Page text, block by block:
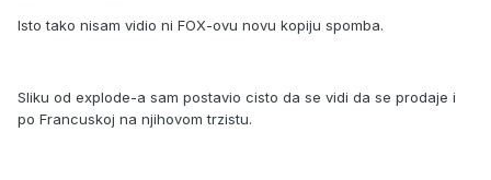
Isto tako nisam vidio ni FOX-ovu novu kopiju spomba.
Sliku od explode-a sam postavio cisto da se vidi da se prodaje i
po Francuskoj na njihovom trzistu.